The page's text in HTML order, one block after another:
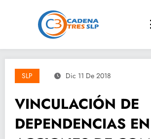
SLP Dic 11 De 2018
VINCULACIÓN DE
DEPENDENCIAS EN